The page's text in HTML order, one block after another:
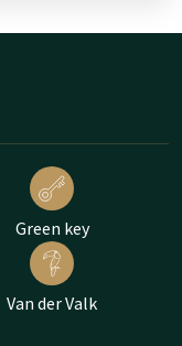
Green key
Van der Valk